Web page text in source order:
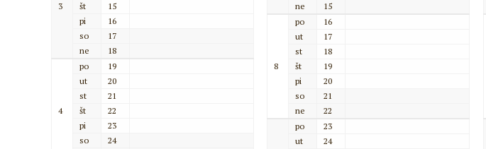
3
št
15
pi
16
so
17
ne
18
4
po
19
ut
20
st
21
št
22
pi
23
so
24
ne
15
8
po
16
ut
17
st
18
št
19
pi
20
so
21
ne
22
po
23
ut
24